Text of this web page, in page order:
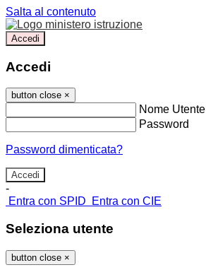
Salta al contenuto
Accedi
Accedi
button close ×
Nome Utente
Password
Password dimenticata?
-
Entra con SPID
Entra con CIE
Seleziona utente
button close ×